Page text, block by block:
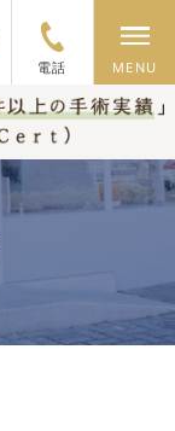
電話
メ
MENU